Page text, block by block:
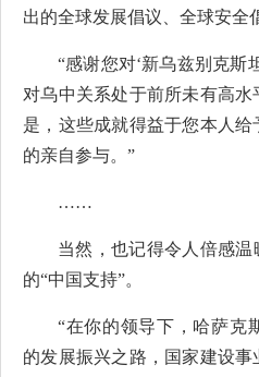
出的全球发展倡议、全球安全
“感谢您对‘新乌兹别克斯
对乌中关系处于前所未有高
是，这些成就得益于您本人
的亲自参与。”
……
当然，也记得令人倍感
的“中国支持”。
“在你的领导下，哈萨克
的发展振兴之路，国家建设